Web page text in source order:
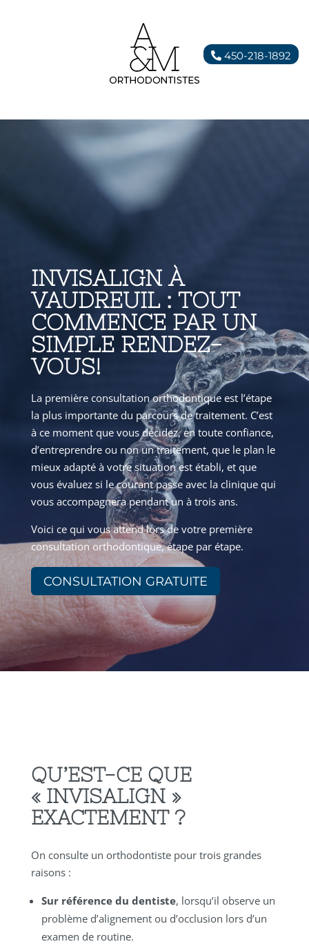
450-218-1892
INVISALIGN À
VAUDREUIL : TOUT
COMMENCE PAR UN
SIMPLE RENDEZ-
VOUS!
La première consultation orthodontique est l’étape
la plus importante du parcours de traitement. C’est
à ce moment que vous décidez, en toute confiance,
d’entreprendre ou non un traitement, que le plan le
mieux adapté à votre situation est établi, et que
vous évaluez si le courant passe avec la clinique qui
vous accompagnera pendant un à trois ans.
Voici ce qui vous attend lors de votre première
consultation orthodontique, étape par étape.
CONSULTATION GRATUITE
QU’EST-CE QUE
« INVISALIGN »
EXACTEMENT ?
On consulte un orthodontiste pour trois grandes
raisons :
Sur référence du dentiste, lorsqu’il observe un
problème d’alignement ou d’occlusion lors d’un
examen de routine.